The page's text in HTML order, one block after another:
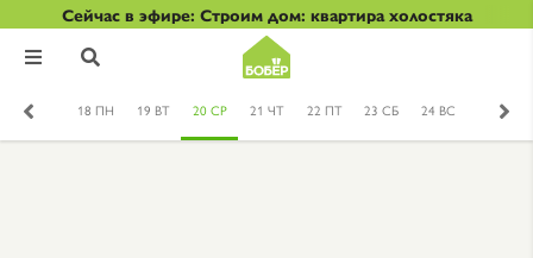
Сейчас в эфире: Строим дом: квартира холостяка
 
18 ПН 19 ВТ 20 СР 21 ЧТ 22 ПТ 23 СБ 24 ВС